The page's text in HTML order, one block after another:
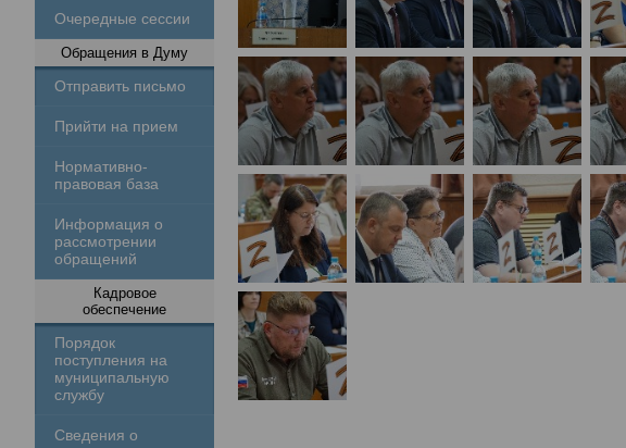
Очередные сессии
Обращения в Думу
Отправить письмо
Прийти на прием
Нормативно-
правовая база
Информация о
рассмотрении
обращений
Кадровое
обеспечение
Порядок
поступления на
муниципальную
службу
Сведения о